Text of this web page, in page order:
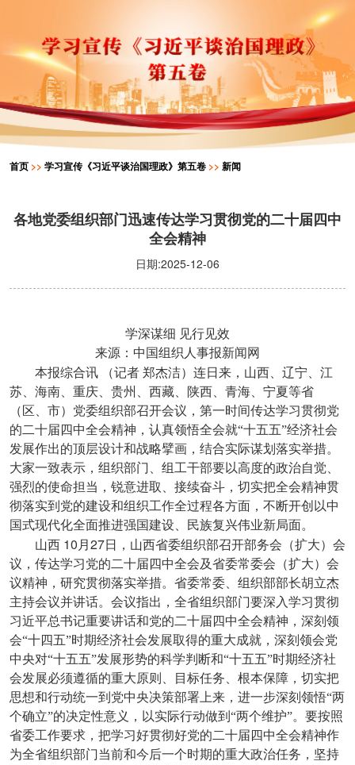
首页 >> 学习宣传《习近平谈治国理政》第五卷 >> 新闻
各地党委组织部门迅速传达学习贯彻党的二十届四中
全会精神
日期:2025-12-06
学深谋细 见行见效
来源：中国组织人事报新闻网
本报综合讯
（记者 郑杰洁）连日来，山西、辽宁、江
苏、海南、重庆、贵州、西藏、陕西、青海、宁夏等省
（区、市）党委组织部召开会议，第一时间传达学习贯彻党
的二十届四中全会精神，认真领悟全会就“十五五”经济社会
发展作出的顶层设计和战略擘画，结合实际谋划落实举措。
大家一致表示，组织部门、组工干部要以高度的政治自觉、
强烈的使命担当，锐意进取、接续奋斗，切实把全会精神贯
彻落实到党的建设和组织工作全过程各方面，不断开创以中
国式现代化全面推进强国建设、民族复兴伟业新局面。
山西 10 月 27日，山西省委组织部召开部务会（扩大）会
议，传达学习党的二十届四中全会及省委常委会（扩大）会
议精神，研究贯彻落实举措。省委常委、组织部部长胡立杰
主持会议并讲话。会议指出，全省组织部门要深入学习贯彻
习近平总书记重要讲话和党的二十届四中全会精神，深刻领
会“十四五”时期经济社会发展取得的重大成就，深刻领会党
中央对“十五五”发展形势的科学判断和“十五五”时期经济社
会发展必须遵循的重大原则、目标任务、根本保障，切实把
思想和行动统一到党中央决策部署上来，进一步深刻领悟“两
个确立”的决定性意义，以实际行动做到“两个维护”。要按照
省委工作要求，把学习好贯彻好党的二十届四中全会精神作
为全省组织部门当前和今后一个时期的重大政治任务，坚持